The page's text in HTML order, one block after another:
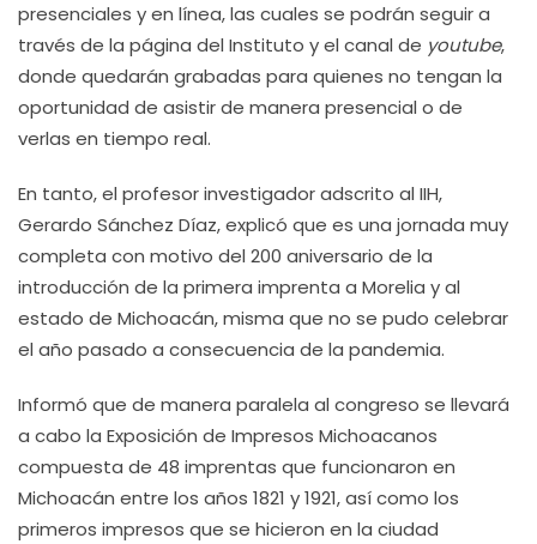
presenciales y en línea, las cuales se podrán seguir a
través de la página del Instituto y el canal de youtube,
donde quedarán grabadas para quienes no tengan la
oportunidad de asistir de manera presencial o de
verlas en tiempo real.
En tanto, el profesor investigador adscrito al IIH,
Gerardo Sánchez Díaz, explicó que es una jornada muy
completa con motivo del 200 aniversario de la
introducción de la primera imprenta a Morelia y al
estado de Michoacán, misma que no se pudo celebrar
el año pasado a consecuencia de la pandemia.
Informó que de manera paralela al congreso se llevará
a cabo la Exposición de Impresos Michoacanos
compuesta de 48 imprentas que funcionaron en
Michoacán entre los años 1821 y 1921, así como los
primeros impresos que se hicieron en la ciudad